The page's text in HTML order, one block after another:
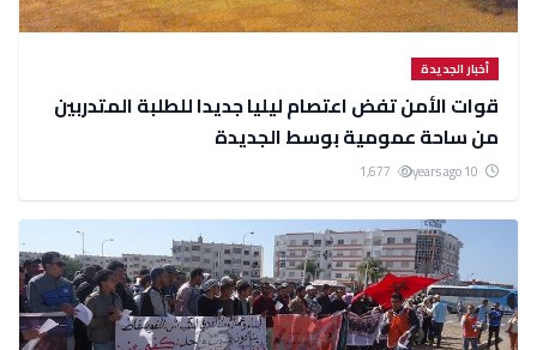
أخبار الجديدة
قوات الأمن تفض اعتصام ليليا جديدا للطلبة المتدربين
من ساحة عمومية بوسط الجديدة